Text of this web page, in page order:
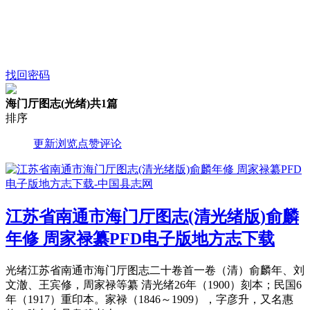
找回密码
海门厅图志(光绪)共1篇
排序
更新浏览点赞评论
江苏省南通市海门厅图志(清光绪版)俞麟
年修 周家禄纂PFD电子版地方志下载
光绪江苏省南通市海门厅图志二十卷首一卷（清）俞麟年、刘
文澈、王宾修，周家禄等纂 清光绪26年（1900）刻本；民国6
年（1917）重印本。家禄（1846～1909），字彦升，又名惠